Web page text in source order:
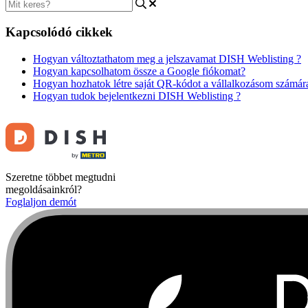
Kapcsolódó cikkek
Hogyan változtathatom meg a jelszavamat DISH Weblisting ?
Hogyan kapcsolhatom össze a Google fiókomat?
Hogyan hozhatok létre saját QR-kódot a vállalkozásom
Hogyan tudok bejelentkezni DISH Weblisting ?
Szeretne többet megtudni
megoldásainkról?
Foglaljon demót